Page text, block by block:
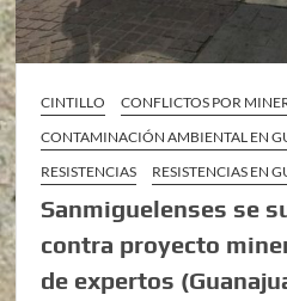
CINTILLO
CONFLICTOS POR
CONTAMINACIÓN AMBIENTAL EN
RESISTENCIAS
RESISTENCIAS EN
Sanmiguelenses se
contra proyecto
de expertos